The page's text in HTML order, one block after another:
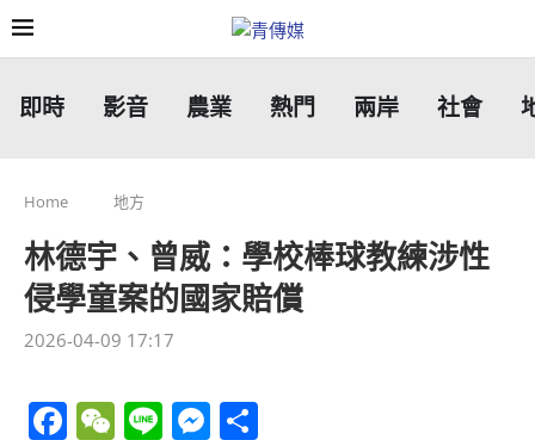
即時 影音 農業 熱門 兩岸 社會
Home 地方
林德宇、曾威：學校棒球教練涉性
侵學童案的國家賠償
2026-04-09 17:17
Facebook
WeChat
LineMessenger